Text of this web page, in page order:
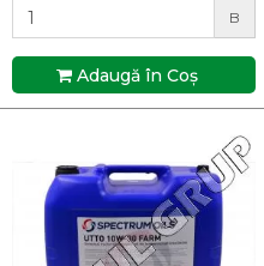
B
Adaugă în Coş